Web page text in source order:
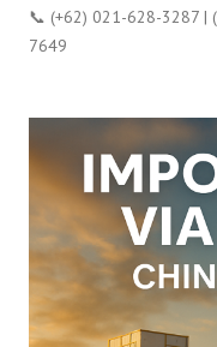
📞 (+62) 021-628-3287 |
7649